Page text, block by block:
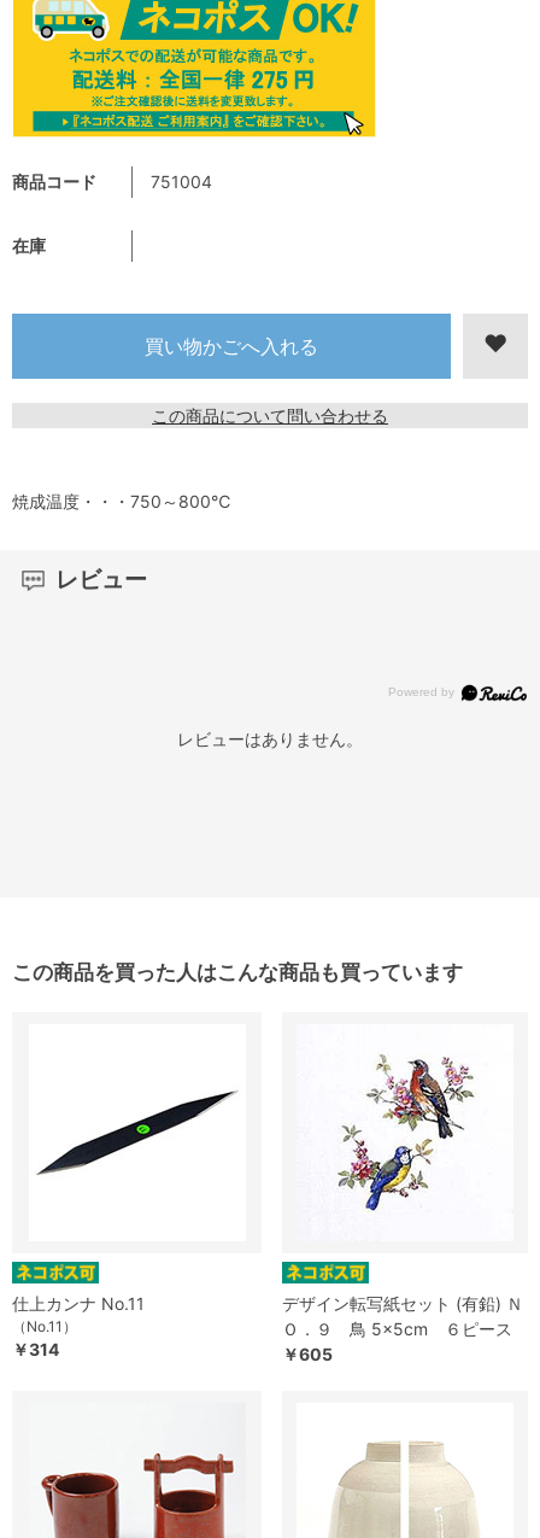
商品コード 751004
在庫
この商品について問い合わせる
焼成温度・・・750～800℃
レビュー
レビューはありません。
この商品を買った人はこんな商品も買っています
仕上カンナ No.11
（No.11）
￥314
デザイン転写紙セット (有鉛) Ｎ
Ｏ．９ 鳥 5×5cm ６ピース
￥605